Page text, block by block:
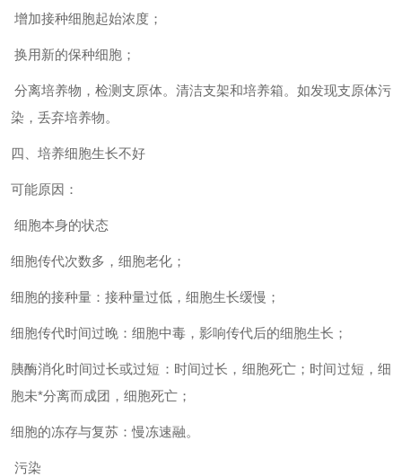
增加接种细胞起始浓度；
换用新的保种细胞；
分离培养物，检测支原体。清洁支架和培养箱。如发现支原体污
染，丢弃培养物。
四、培养细胞生长不好
可能原因：
细胞本身的状态
细胞传代次数多，细胞老化；
细胞的接种量：接种量过低，细胞生长缓慢；
细胞传代时间过晚：细胞中毒，影响传代后的细胞生长；
胰酶消化时间过长或过短：时间过长，细胞死亡；时间过短，细
胞未*分离而成团，细胞死亡；
细胞的冻存与复苏：慢冻速融。
污染